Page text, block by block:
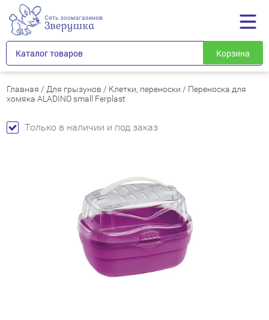
Каталог товаров Корзина
Главная / Для грызунов / Клетки, переноски / Переноска для
хомяка ALADINO small Ferplast
Только в наличии и под заказ